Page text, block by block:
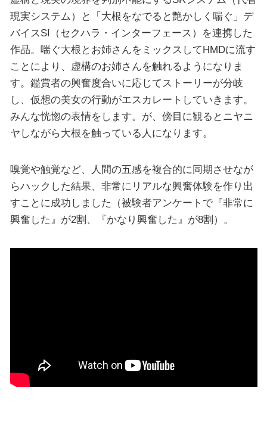
現実システム）と「大根をなでると艶かしく喘ぐ」デ
バイスSI（セクハラ・インターフェース）を連携した
作品。喘ぐ大根とお姉さんをミックスしてHMDに流す
ことにより、虚構のお姉さんを触れるようになりま
す。鑑賞者の興奮度合いに応じてストーリーが分岐
し、仮想の美女の行動がエスカレートしていきます。
みんな恍惚の表情をします。が、傍目に観るとニヤニ
ヤしながら大根を触っている人になります。
嗅覚や触覚など、人間の五感を複合的に同期させなが
らハックした結果、非常にリアルな興奮体験を作り出
すことに成功しました（被験者アンケートで『非常に
興奮した』が2割、『かなり興奮した』が8割）。